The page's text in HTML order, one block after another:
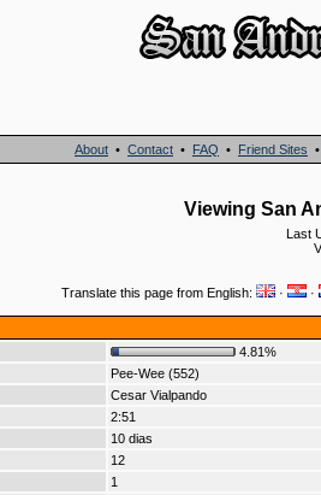
About • Contact • FAQ • Friend Sites
Viewing San
Last
Translate this page from English: · ·
4.81%
Pee-Wee (552)
Cesar Vialpando
2:51
10 dias
12
1